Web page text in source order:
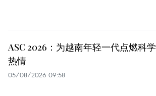
ASC 2026：为越南年轻一代点燃科学
热情
05/08/2026 09:58